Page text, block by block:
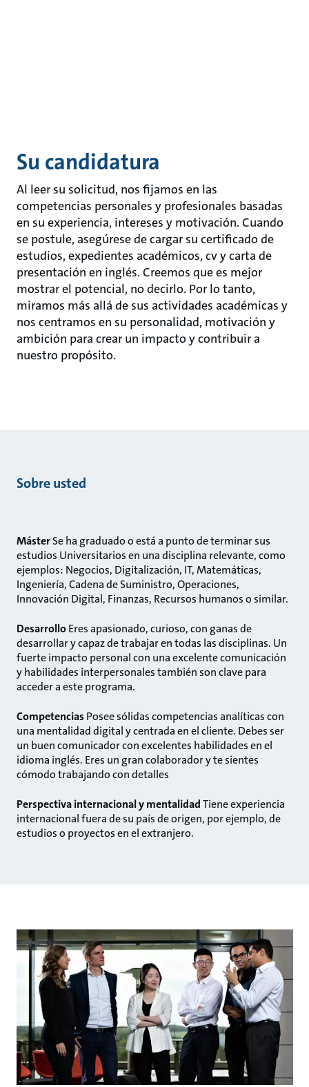
Su candidatura
Al leer su solicitud, nos fijamos en las
competencias personales y profesionales basadas
en su experiencia, intereses y motivación. Cuando
se postule, asegúrese de cargar su certificado de
estudios, expedientes académicos, cv y carta de
presentación en inglés. Creemos que es mejor
mostrar el potencial, no decirlo. Por lo tanto,
miramos más allá de sus actividades académicas y
nos centramos en su personalidad, motivación y
ambición para crear un impacto y contribuir a
nuestro propósito.
Sobre usted
MásterSe ha graduado o está a punto de terminar sus
estudios Universitarios en una disciplina relevante, como
ejemplos: Negocios, Digitalización, IT, Matemáticas,
Ingeniería, Cadena de Suministro, Operaciones,
Innovación Digital, Finanzas, Recursos humanos o similar.
DesarrolloEres apasionado, curioso, con ganas de
desarrollar y capaz de trabajar en todas las disciplinas. Un
fuerte impacto personal con una excelente comunicación
y habilidades interpersonales también son clave para
acceder a este programa.
Competencias Posee sólidas competencias analíticas con
una mentalidad digital y centrada en el cliente. Debes ser
un buen comunicador con excelentes habilidades en el
idioma inglés. Eres un gran colaborador y te sientes
cómodo trabajando con detalles
Perspectiva internacional y mentalidadTiene experiencia
internacional fuera de su país de origen, por ejemplo, de
estudios o proyectos en el extranjero.